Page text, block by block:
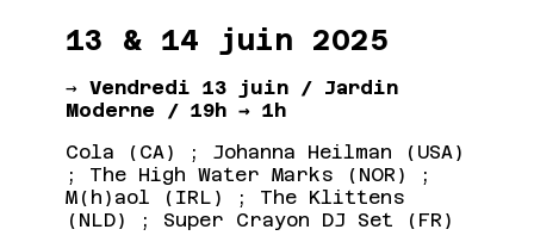
13 & 14 juin 2025
→ Vendredi 13 juin / Jardin
Moderne / 19h → 1h
Cola (CA) ; Johanna Heilman (USA)
; The High Water Marks (NOR) ;
M(h)aol (IRL) ; The Klittens
(NLD) ; Super Crayon DJ Set (FR)